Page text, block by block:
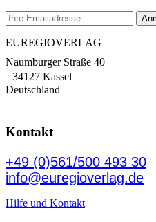
EUREGIOVERLAG
Naumburger Straße 40
34127 Kassel
Deutschland
Kontakt
+49 (0)561/500 493 30
info@euregioverlag.de
Hilfe und Kontakt